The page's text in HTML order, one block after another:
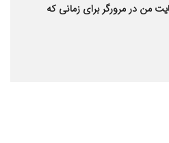
من در مرورگر برای زمانی که